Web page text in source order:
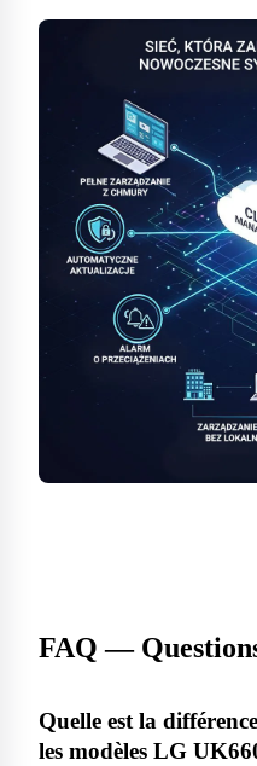
FAQ —
Quelle est la
les modèles LG